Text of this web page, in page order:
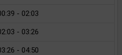
- 02:03
- 03:26
- 04:50